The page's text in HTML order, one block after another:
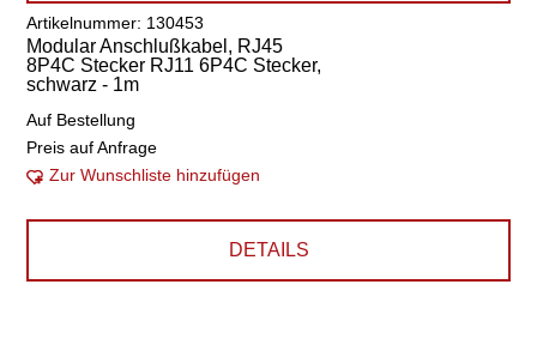
Artikelnummer: 130453
Modular Anschlußkabel, RJ45
8P4C Stecker RJ11 6P4C Stecker,
schwarz - 1m
Auf Bestellung
Preis auf Anfrage
Zur Wunschliste hinzufügen
DETAILS